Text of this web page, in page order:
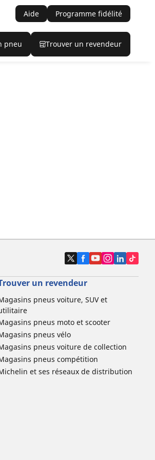
Aide Programme fidélité
pneu Trouver un revendeur
un revendeur
pneus voiture, SUV et
pneus moto et scooter
pneus vélo
pneus voiture de collection
pneus compétition
et ses réseaux de distribution